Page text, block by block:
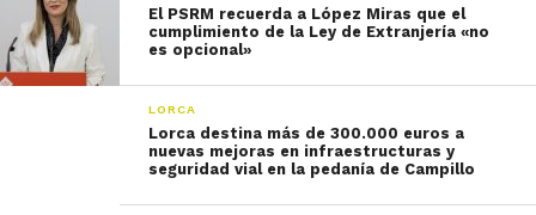
El PSRM recuerda a López Miras que el
cumplimiento de la Ley de Extranjería «no
es opcional»
LORCA
Lorca destina más de 300.000 euros a
nuevas mejoras en infraestructuras y
seguridad vial en la pedanía de Campillo